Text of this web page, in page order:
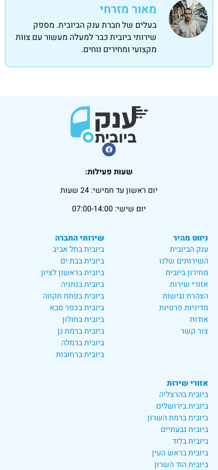
מאור מזרחי
בעלים של חברת ענק הביובית. מספק
שירותי ביובית כבר למעלה מעשור עם צוות
מקצועי ומחירים נוחים.
שעות פעילות:
יום ראשון עד חמישי: 24 שעות
יום שישי: 07:00-14:00
ניווט מהיר
ענק הביובית
השירותים שלנו
מחירון ביובית
אזורי שירות
הצהרת נגישות
מדיניות פרטיות
אודות
צור קשר
שירותי החברה
ביובית בתל אביב
ביובית בבת ים
ביובית בראשון לציון
ביובית בנתניה
ביובית בפתח תקווה
ביובית בכפר סבא
ביובית בחולון
ביובית ברמת גן
ביובית ברמלה
ביובית ברחובות
אזורי שירות
ביובית בהרצליה
ביובית בירושלים
ביובית ברמת השרון
ביובית גבעתיים
ביובית בלוד
ביובית בראש העין
ביובית הוד השרון